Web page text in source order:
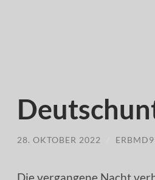
28. OKTOBER 2022